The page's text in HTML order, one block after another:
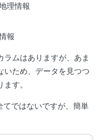
理情報
報
ムはありますが、あま
いため、データを見つつ
す。
ではないですが、簡単